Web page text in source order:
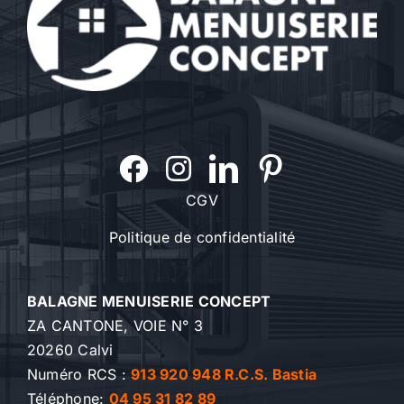
CGV
Politique de confidentialité
BALAGNE MENUISERIE CONCEPT
ZA CANTONE, VOIE N° 3
20260 Calvi
Numéro RCS :913 920 948 R.C.S. Bastia
Téléphone: 04 95 31 82 89